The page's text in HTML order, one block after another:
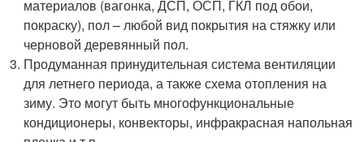
материалов (вагонка, ДСП, ОСП, ГКЛ под обои,
покраску), пол – любой вид покрытия на стяжку или
черновой деревянный пол.
Продуманная принудительная система вентиляции
для летнего периода, а также схема отопления на
зиму. Это могут быть многофункциональные
кондиционеры, конвекторы, инфракрасная напольная